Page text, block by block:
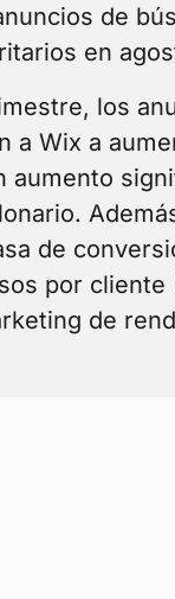
de
en
los
a Wix a
aumento
de
por cliente
de